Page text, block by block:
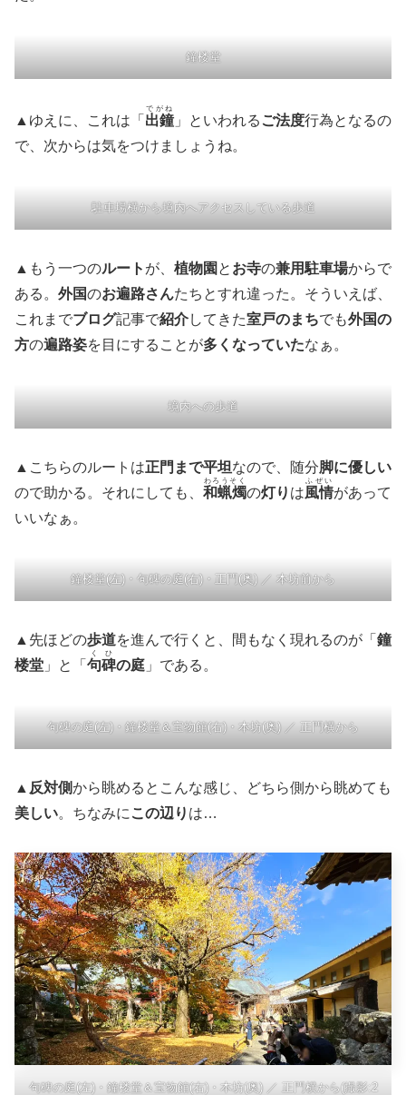
鐘楼堂
▲ゆえに、これは「 出鐘
でがね
」といわれる ご法度行為となるの
で、次からは気をつけましょうね。
駐車場横から境内へアクセスしている歩道
▲もう一つのルート が、 植物園 と お寺の兼用駐車場からで
ある。 外国のお遍路さんたちとすれ違った。そういえば、
これまでブログ記事で紹介してきた室戸のまちでも外国の
方の遍路姿を目にすることが多くなっていたなぁ。
境内への歩道
▲こちらのルートは正門まで平坦 なので、随分脚に優しい
ので助かる。それにしても、 和蝋燭
わろうそく
の灯り は風情
ふぜい
があって
いいなぁ。
鐘楼堂(左)・句碑の庭(右)・正門(奥) ／ 本坊前から
▲先ほどの歩道を進んで行くと、間もなく現れるのが「 鐘
楼堂 」と「 句碑
くひ
の庭 」である。
句碑の庭(左)・鐘楼堂＆宝物館(右)・本坊(奥) ／ 正門横から
▲ 反対側から眺めるとこんな感じ、どちら側から眺めても
美しい。ちなみに この辺り は…
句碑の庭(左)・鐘楼堂＆宝物館(右)・本坊(奥) ／ 正門横から(撮影:2